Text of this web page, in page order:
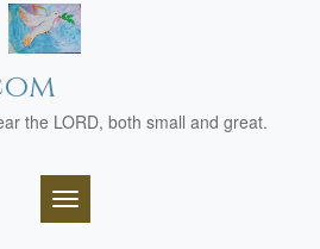
the LORD, both small and great.
TOGGLE NAVIGATION